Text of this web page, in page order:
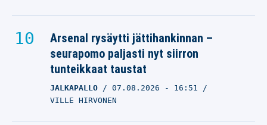
Arsenal rysäytti jättihankinnan –
seurapomo paljasti nyt siirron
tunteikkaat taustat
JALKAPALLO 07.08.2026 - 16:51
VILLE HIRVONEN